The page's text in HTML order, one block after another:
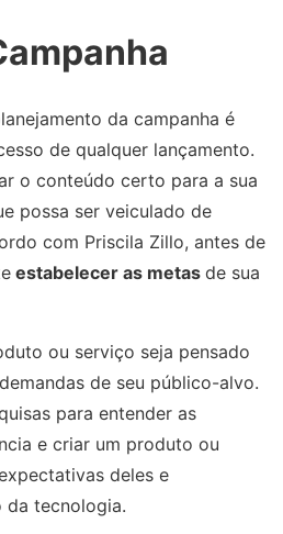
da campanha é
de qualquer lançamento.
o conteúdo certo para a sua
possa ser veiculado de
com Priscila Zillo, antes de
estabelecer as metas de sua
ou serviço seja pensado
de seu público-alvo.
para entender as
e criar um produto ou
deles e
da tecnologia.